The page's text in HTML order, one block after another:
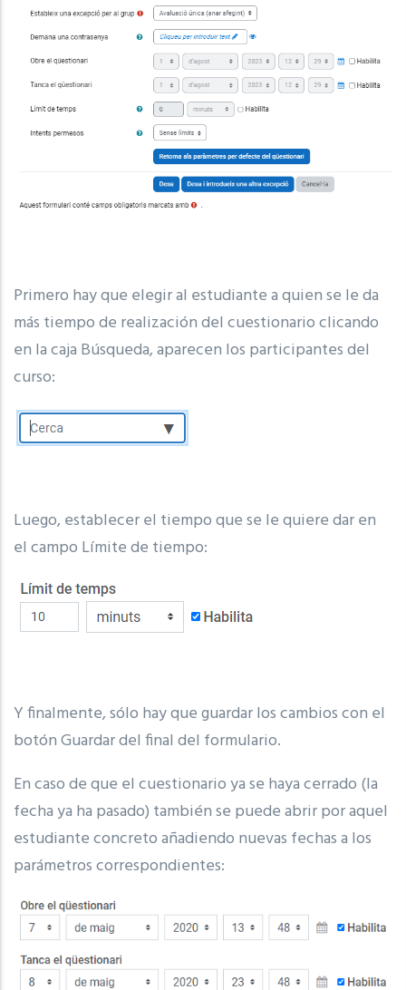
Primero hay que elegir al estudiante a quien se le da
más tiempo de realización del cuestionario clicando
en la caja Búsqueda, aparecen los participantes del
curso:
Luego, establecer el tiempo que se le quiere dar en
el campo Límite de tiempo:
Y finalmente, sólo hay que guardar los cambios con el
botón Guardar del final del formulario.
En caso de que el cuestionario ya se haya cerrado (la
fecha ya ha pasado) también se puede abrir por aquel
estudiante concreto añadiendo nuevas fechas a los
parámetros correspondientes: